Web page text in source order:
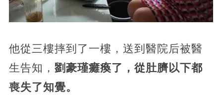
他從三樓摔到了一樓，送到醫院后被醫
生告知， 劉豪瑾癱瘓了，從肚臍以下都
喪失了知覺。